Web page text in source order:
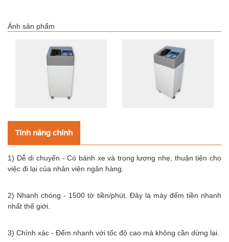
Ảnh sản phẩm
Tính năng chính
1) Dễ di chuyển - Có bánh xe và trọng lượng nhẹ, thuận tiện cho
việc đi lại của nhân viên ngân hàng.
2) Nhanh chóng - 1500 tờ tiền/phút. Đây là máy đếm tiền nhanh
nhất thế giới.
3) Chính xác - Đếm nhanh với tốc độ cao mà không cần dừng lại.